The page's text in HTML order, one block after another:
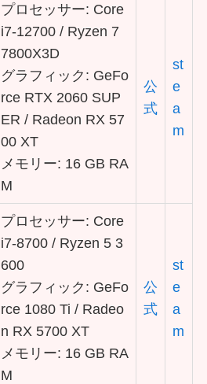
プロセッサー: Core
i7-12700 / Ryzen 7
7800X3D
グラフィック: GeFo
rce RTX 2060 SUP
ER / Radeon RX 57
00 XT
メモリー: 16 GB RA
M
公
式
st
e
a
m
プロセッサー: Core
i7-8700 / Ryzen 5 3
600
グラフィック: GeFo
rce 1080 Ti / Radeo
n RX 5700 XT
メモリー: 16 GB RA
M
公
式
st
e
a
m